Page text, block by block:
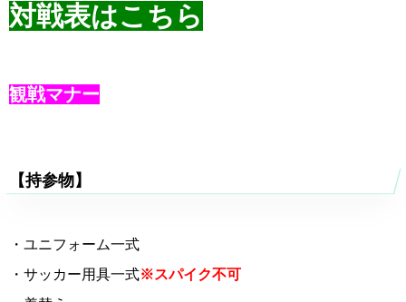
対戦表はこちら
観戦マナー
【持参物】
・ユニフォーム一式
・サッカー用具一式※スパイク不可